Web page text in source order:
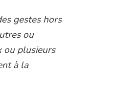
gestes hors
ou
ou plusieurs
à la